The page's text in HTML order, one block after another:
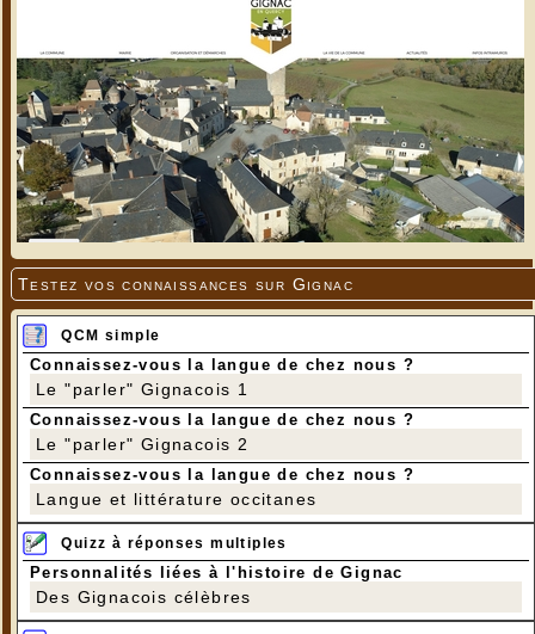
Testez vos connaissances sur Gignac
QCM simple
Connaissez-vous la langue de chez nous ?
Le "parler" Gignacois 1
Connaissez-vous la langue de chez nous ?
Le "parler" Gignacois 2
Connaissez-vous la langue de chez nous ?
Langue et littérature occitanes
Quizz à réponses multiples
Personnalités liées à l'histoire de Gignac
Des Gignacois célèbres